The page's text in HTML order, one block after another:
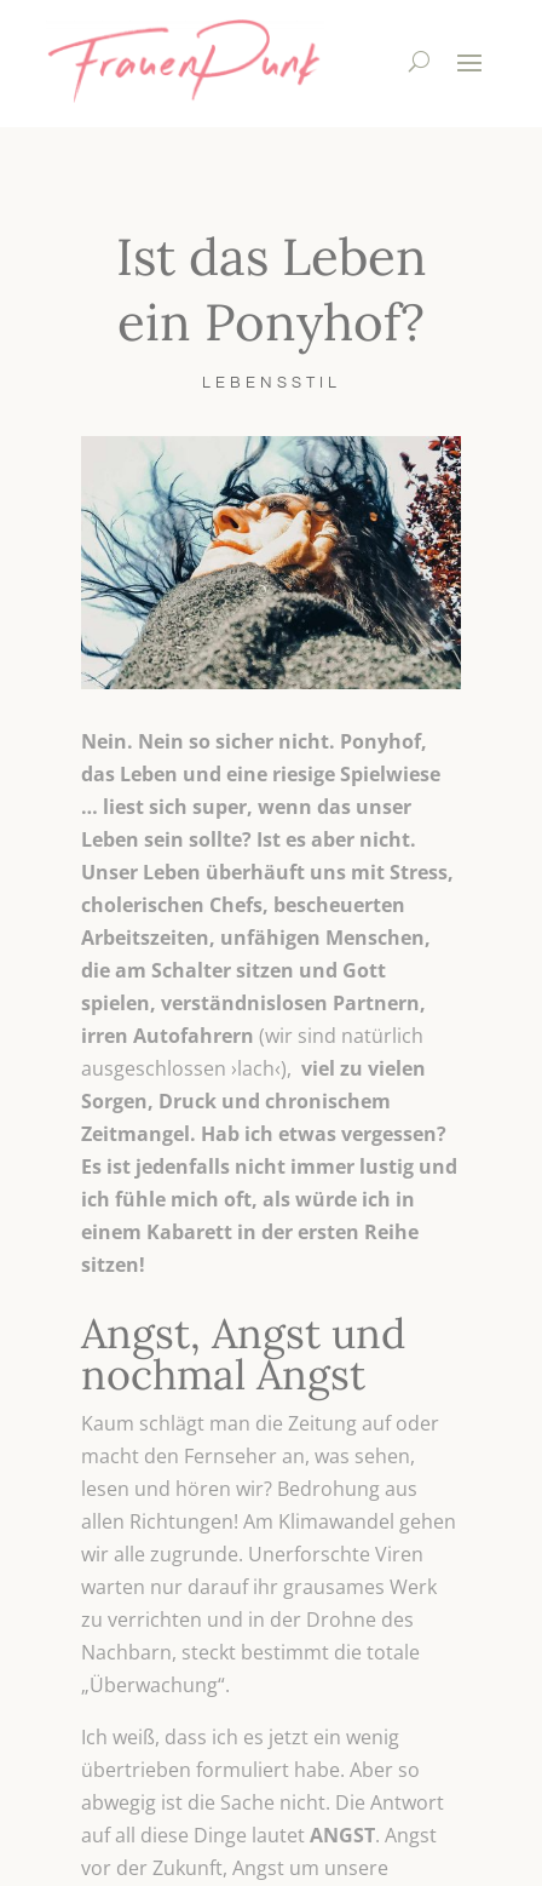
Ist das Leben
ein Ponyhof?
LEBENSSTIL
Nein. Nein so sicher nicht. Ponyhof,
das Leben und eine riesige Spielwiese
… liest sich super, wenn das unser
Leben sein sollte? Ist es aber nicht.
Unser Leben überhäuft uns mit Stress,
cholerischen Chefs, bescheuerten
Arbeitszeiten, unfähigen Menschen,
die am Schalter sitzen und Gott
spielen, verständnislosen Partnern,
irren Autofahrern(wir sind natürlich
ausgeschlossen ›lach‹), viel zu vielen
Sorgen, Druck und chronischem
Zeitmangel. Hab ich etwas vergessen?
Es ist jedenfalls nicht immer lustig und
ich fühle mich oft, als würde ich in
einem Kabarett in der ersten Reihe
sitzen!
Angst, Angst und
nochmal Angst
Kaum schlägt man die Zeitung auf oder
macht den Fernseher an, was sehen,
lesen und hören wir? Bedrohung aus
allen Richtungen! Am Klimawandel gehen
wir alle zugrunde. Unerforschte Viren
warten nur darauf ihr grausames Werk
zu verrichten und in der Drohne des
Nachbarn, steckt bestimmt die totale
„Überwachung“.
Ich weiß, dass ich es jetzt ein wenig
übertrieben formuliert habe. Aber so
abwegig ist die Sache nicht. Die Antwort
auf all diese Dinge lautetANGST. Angst
vor der Zukunft, Angst um unsere